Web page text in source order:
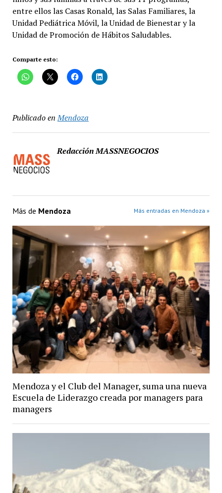
entre ellos las Casas Ronald, las Salas Familiares, la
Unidad Pediátrica Móvil, la Unidad de Bienestar y la
Unidad de Promoción de Hábitos Saludables.
Comparte esto:
Publicado en Mendoza
Redacción MASSNEGOCIOS
Más de Mendoza Más entradas en Mendoza »
Mendoza y el Club del Manager, suma una nueva
Escuela de Liderazgo creada por managers para
managers